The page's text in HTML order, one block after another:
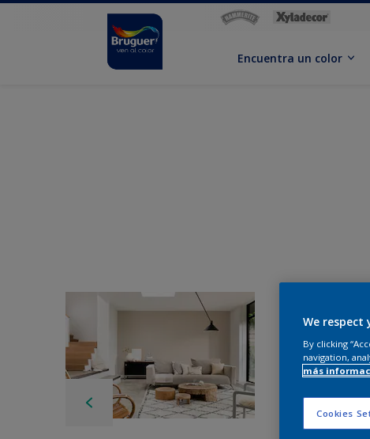
Encuentra un color
We respect
By clicking
navigation,
más
Cookies